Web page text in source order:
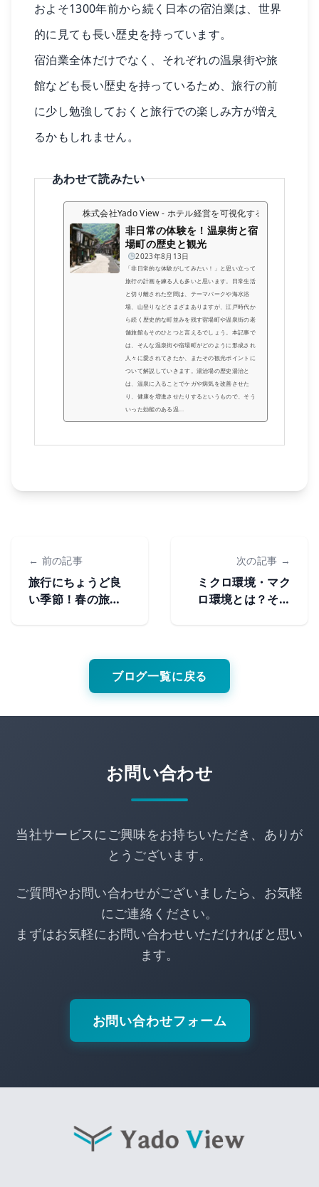
およそ1300年前から続く日本の宿泊業は、世界
的に見ても長い歴史を持っています。
宿泊業全体だけでなく、それぞれの温泉街や旅
館なども長い歴史を持っているため、旅行の前
に少し勉強しておくと旅行での楽しみ方が増え
るかもしれません。
あわせて読みたい
株式会社Yado View - ホテル経営を可視化するツール
非日常の体験を！温泉街と宿
場町の歴史と観光
2023年8月13日
「非日常的な体験がしてみたい！」と思い立って
旅行の計画を練る人も多いと思います。日常生活
と切り離された空間は、テーマパークや海水浴
場、山登りなどさまざまありますが、江戸時代か
ら続く歴史的な町並みを残す宿場町や温泉街の老
舗旅館もそのひとつと言えるでしょう。本記事で
は、そんな温泉街や宿場町がどのように形成され
人々に愛されてきたか、またその観光ポイントに
ついて解説していきます。湯治場の歴史湯治と
は、温泉に入ることでケガや病気を改善させた
り、健康を増進させたりするというもので、そう
いった効能のある温...
← 前の記事
旅行にちょうど良
い季節！春の旅行
次の記事 →
ミクロ環境・マク
ロ環境とは？その
ブログ一覧に戻る
お問い合わせ
当社サービスにご興味をお持ちいただき、ありが
とうございます。
ご質問やお問い合わせがございましたら、お気軽
にご連絡ください。
まずはお気軽にお問い合わせいただければと思い
ます。
お問い合わせフォーム